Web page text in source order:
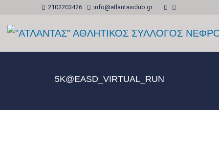
2102203426 info@atlantasclub.gr
5K@EASD_VIRTUAL_RUN